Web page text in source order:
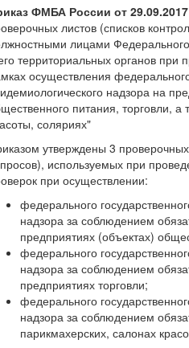
ФМБА России от 29.09.2017
листов (списков
лицами Федерального
территориальных органов при
осуществления
надзора на
питания, торговли, а
соляриях"
утверждены 3
используемых при
при осуществлении:
федерального
надзора за соблюдением
предприятиях (объектах)
федерального
надзора за соблюдением
предприятиях торговли;
федерального
надзора за соблюдением
парикмахерских, салонах